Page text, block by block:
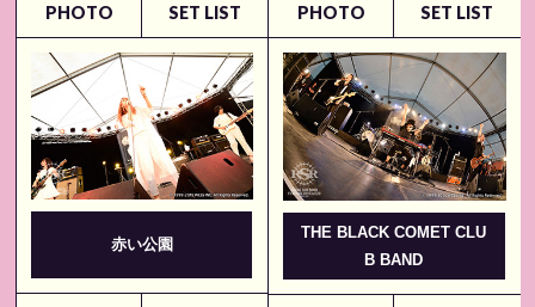
PHOTO SET LIST PHOTO SET LIST
赤い公園
THE BLACK COMET CLU
B BAND